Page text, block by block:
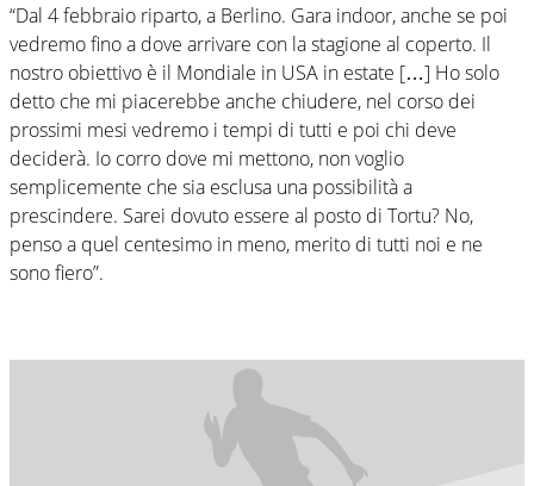
“Dal 4 febbraio riparto, a Berlino. Gara indoor, anche se poi
vedremo fino a dove arrivare con la stagione al coperto. Il
nostro obiettivo è il Mondiale in USA in estate […] Ho solo
detto che mi piacerebbe anche chiudere, nel corso dei
prossimi mesi vedremo i tempi di tutti e poi chi deve
deciderà. Io corro dove mi mettono, non voglio
semplicemente che sia esclusa una possibilità a
prescindere. Sarei dovuto essere al posto di Tortu? No,
penso a quel centesimo in meno, merito di tutti noi e ne
sono fiero”.